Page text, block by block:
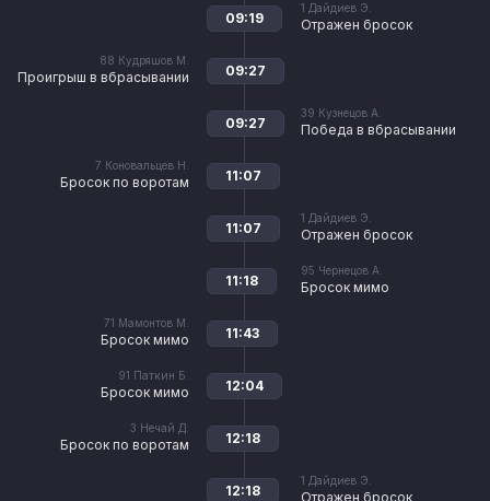
1 Дайдиев Э.
Отражен бросок
09:19
88 Кудряшов М.
Проигрыш в вбрасывании 09:27
39 Кузнецов А.
Победа в вбрасывании
09:27
7 Коновальцев Н.
Бросок по воротам 11:07
1 Дайдиев Э.
Отражен бросок
11:07
95 Чернецов А.
Бросок мимо
11:18
71 Мамонтов М.
Бросок мимо 11:43
91 Паткин Б.
Бросок мимо 12:04
3 Нечай Д.
Бросок по воротам 12:18
1 Дайдиев Э.
Отражен бросок
12:18